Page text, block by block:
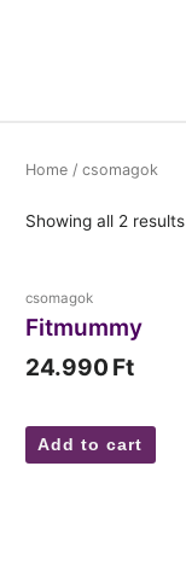
Home / csomagok
Showing all 2 results
csomagok
Fitmummy
24.990 Ft
Add to cart